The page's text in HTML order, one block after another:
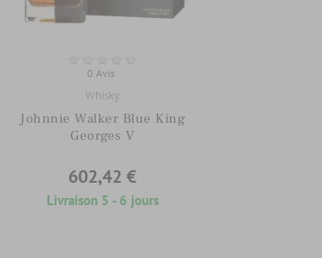
0 Avis
Whisky
Johnnie Walker Blue King
Georges V
602,42 €
Livraison 5 - 6 jours